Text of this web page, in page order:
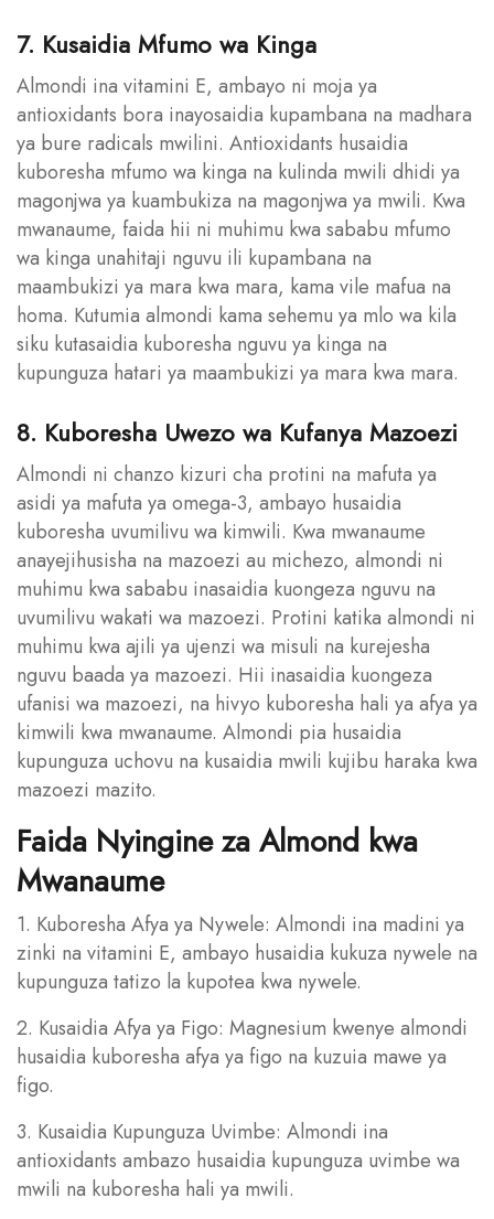
7. Kusaidia Mfumo wa Kinga
Almondi ina vitamini E, ambayo ni moja ya
antioxidants bora inayosaidia kupambana na madhara
ya bure radicals mwilini. Antioxidants husaidia
kuboresha mfumo wa kinga na kulinda mwili dhidi ya
magonjwa ya kuambukiza na magonjwa ya mwili. Kwa
mwanaume, faida hii ni muhimu kwa sababu mfumo
wa kinga unahitaji nguvu ili kupambana na
maambukizi ya mara kwa mara, kama vile mafua na
homa. Kutumia almondi kama sehemu ya mlo wa kila
siku kutasaidia kuboresha nguvu ya kinga na
kupunguza hatari ya maambukizi ya mara kwa mara.
8. Kuboresha Uwezo wa Kufanya Mazoezi
Almondi ni chanzo kizuri cha protini na mafuta ya
asidi ya mafuta ya omega-3, ambayo husaidia
kuboresha uvumilivu wa kimwili. Kwa mwanaume
anayejihusisha na mazoezi au michezo, almondi ni
muhimu kwa sababu inasaidia kuongeza nguvu na
uvumilivu wakati wa mazoezi. Protini katika almondi ni
muhimu kwa ajili ya ujenzi wa misuli na kurejesha
nguvu baada ya mazoezi. Hii inasaidia kuongeza
ufanisi wa mazoezi, na hivyo kuboresha hali ya afya ya
kimwili kwa mwanaume. Almondi pia husaidia
kupunguza uchovu na kusaidia mwili kujibu haraka kwa
mazoezi mazito.
Faida Nyingine za Almond kwa
Mwanaume
1. Kuboresha Afya ya Nywele: Almondi ina madini ya
zinki na vitamini E, ambayo husaidia kukuza nywele na
kupunguza tatizo la kupotea kwa nywele.
2. Kusaidia Afya ya Figo: Magnesium kwenye almondi
husaidia kuboresha afya ya figo na kuzuia mawe ya
figo.
3. Kusaidia Kupunguza Uvimbe: Almondi ina
antioxidants ambazo husaidia kupunguza uvimbe wa
mwili na kuboresha hali ya mwili.